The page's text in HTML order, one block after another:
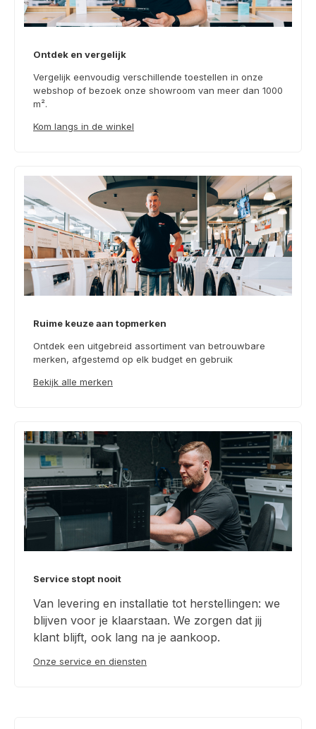
Ontdek en vergelijk
Vergelijk eenvoudig verschillende toestellen in onze
webshop of bezoek onze showroom van meer dan 1000
m².
Kom langs in de winkel
Ruime keuze aan topmerken
Ontdek een uitgebreid assortiment van betrouwbare
merken, afgestemd op elk budget en gebruik
Bekijk alle merken
Service stopt nooit
Van levering en installatie tot herstellingen: we
blijven voor je klaarstaan. We zorgen dat jij
klant blijft, ook lang na je aankoop.
Onze service en diensten